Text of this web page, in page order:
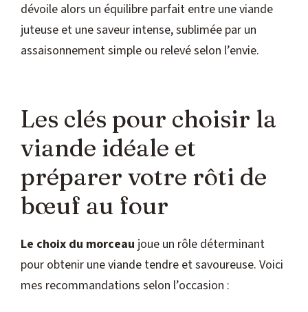
dévoile alors un équilibre parfait entre une viande
juteuse et une saveur intense, sublimée par un
assaisonnement simple ou relevé selon l’envie.
Les clés pour choisir la
viande idéale et
préparer votre rôti de
bœuf au four
Le choix du morceau joue un rôle déterminant
pour obtenir une viande tendre et savoureuse. Voici
mes recommandations selon l’occasion :